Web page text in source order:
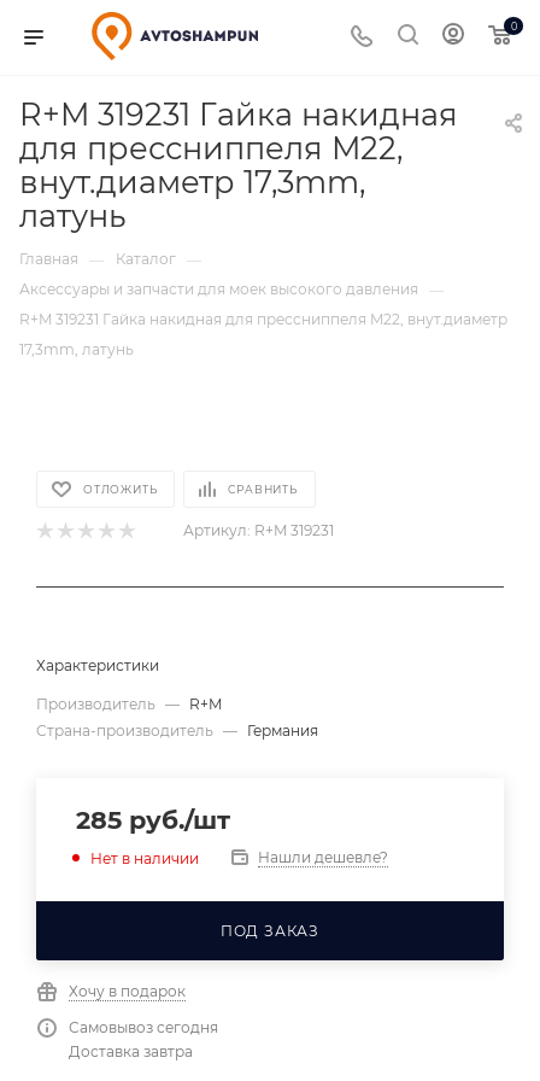
0
R+M 319231 Гайка накидная
для прессниппеля M22,
внут.диаметр 17,3mm,
латунь
Главная — Каталог —
Аксессуары и запчасти для моек высокого давления
—
R+M 319231 Гайка накидная для прессниппеля M22, внут.диаметр
17,3mm, латунь
ОТЛОЖИТЬ СРАВНИТЬ
Артикул: R+M 319231
Характеристики
Производитель — R+M
Страна-производитель — Германия
285 руб./шт
Нет в наличии Нашли дешевле?
ПОД ЗАКАЗ
Хочу в подарок
Самовывоз сегодня
Доставка завтра